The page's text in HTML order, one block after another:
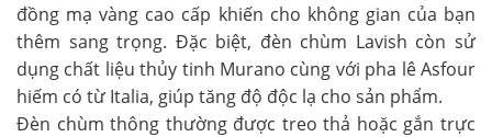
đồng mạ vàng cao cấp khiến cho không gian của bạn
thêm sang trọng. Đặc biệt, đèn chùm Lavish còn sử
dụng chất liệu thủy tinh Murano cùng với pha lê Asfour
hiếm có từ Italia, giúp tăng độ độc lạ cho sản phẩm.
Đèn chùm thông thường được treo thả hoặc gắn trực